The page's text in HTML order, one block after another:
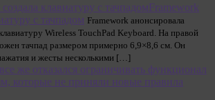
Framework
с тачпадом Framework анонсировала
Wireless TouchPad Keyboard. На правой
тачпад размером примерно 6,9×8,6 см. Он
и жесты несколькими […]